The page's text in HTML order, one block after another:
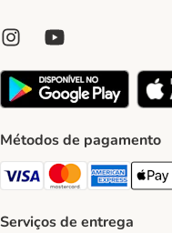
Métodos de pagamento
Visa Payment Method
Mastercard Payment
AmericanApple
Serviços de entrega